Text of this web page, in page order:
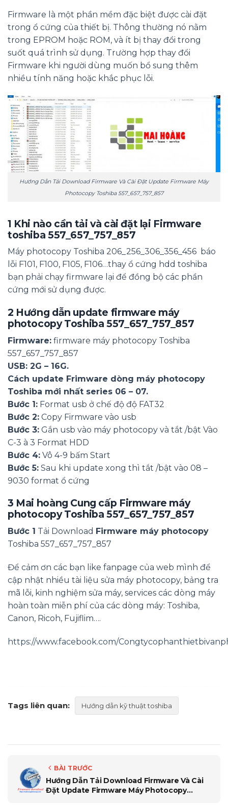
Firmware là một phần mềm đặc biệt được cài đặt
trong ổ cứng của thiết bị. Thông thường nó nằm
trong EPROM hoặc ROM, và ít bị thay đổi trong
suốt quá trình sử dụng. Trường hợp thay đổi
Firmware khi người dùng muốn bổ sung thêm
nhiều tính năng hoặc khắc phục lỗi.
Hướng Dẫn Tải Download Firmware Và Cài Đặt Update Firmware Máy
Photocopy Toshiba 557_657_757_857
1 Khi nào cần tải và cài đặt lại Firmware
toshiba 557_657_757_857
Máy photocopy Toshiba 206_256_306_356_456 báo
lỗi F101, F100, F105, F106…thay ổ cứng hdd toshiba
bạn phải chạy firmware lại để đồng bộ các phần
cứng mới sử dụng được.
2 Hướng dẫn update firmware máy
photocopy Toshiba 557_657_757_857
Firmware: firmware máy photocopy Toshiba
557_657_757_857
USB: 2G – 16G.
Cách update Frimware dòng máy photocopy
Toshiba mới nhất series 06 – 07.
Bước 1: Format usb ở chế độ độ FAT32
Bước 2: Copy Firmware vào usb
Bước 3: Gắn usb vào máy photocopy và tắt /bật Vào
C-3 à 3 Format HDD
Bước 4: Vô 4-9 bấm Start
Bước 5: Sau khi update xong thì tắt /bật vào 08 –
9030 format ổ cứng
3 Mai hoàng Cung cấp Firmware máy
photocopyToshiba 557_657_757_857
Bước 1 Tải Download Firmware máy photocopy
Toshiba 557_657_757_857
Để cảm ơn các bạn like fanpage của web mình để
cập nhật nhiều tài liệu sửa máy photocopy, bảng tra
mã lỗi, kinh nghiệm sửa máy, services các dòng máy
hoàn toàn miễn phí của các dòng máy: Toshiba,
Canon, Ricoh, Fujiflim….
https://www.facebook.com/
Tags liên quan: Hướng dẫn kỹ thuật toshiba
BÀI TRƯỚC
Hướng Dẫn Tải Download Firmware Và Cài
Đặt Update Firmware Máy Photocopy